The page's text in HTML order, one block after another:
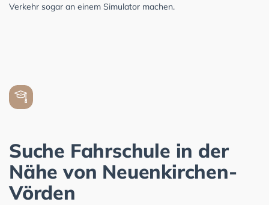
Verkehr sogar an einem Simulator machen.
Suche Fahrschule in der
Nähe von Neuenkirchen-
Vörden